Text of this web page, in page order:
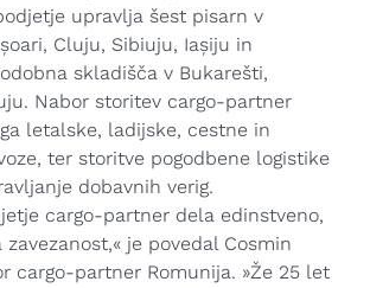
upravlja šest pisarn v
Cluju, Sibiuju, Iașiju in
skladišča v Bukarešti,
Nabor storitev cargo-partner
letalske, ladijske, cestne in
ter storitve pogodbene logistike
dobavnih verig.
cargo-partner dela edinstveno,
zavezanost,« je povedal Cosmin
cargo-partner Romunija. »Že 25 let